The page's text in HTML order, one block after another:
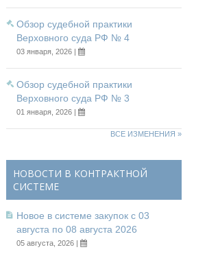
Обзор судебной практики
Верховного суда РФ № 4
03 января, 2026 |
Обзор судебной практики
Верховного суда РФ № 3
01 января, 2026 |
ВСЕ ИЗМЕНЕНИЯ »
НОВОСТИ В КОНТРАКТНОЙ
СИСТЕМЕ
Новое в системе закупок с 03
августа по 08 августа 2026
05 августа, 2026 |